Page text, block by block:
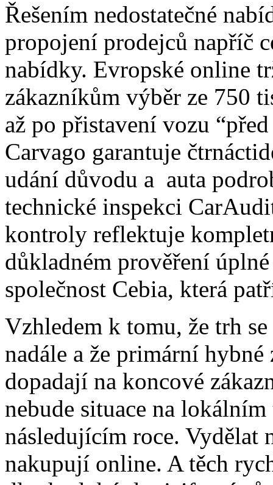
Řešením nedostatečné
propojení prodejců napříč
nabídky. Evropské online
zákazníkům výběr ze 750
až po přistavení vozu
Carvago garantuje
udání důvodu a auta
technické inspekci
kontroly reflektuje
důkladném prověření
společnost Cebia, která
Vzhledem k tomu, že trh
nadále a že primární
dopadají na koncové
nebude situace na
následujícím roce. Vydělat
nakupují online. A těch